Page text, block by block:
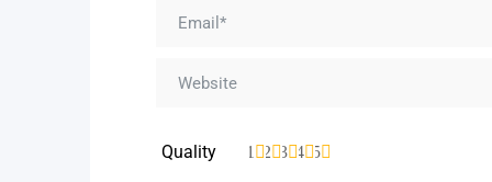
Quality 5
4
3
2
1